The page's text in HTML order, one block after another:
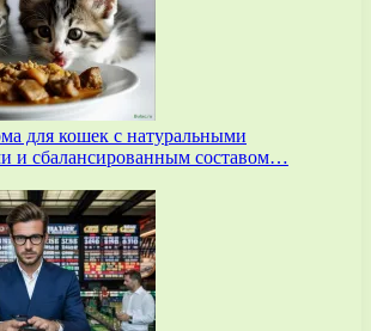
для кошек с натуральными
и сбалансированным составом…